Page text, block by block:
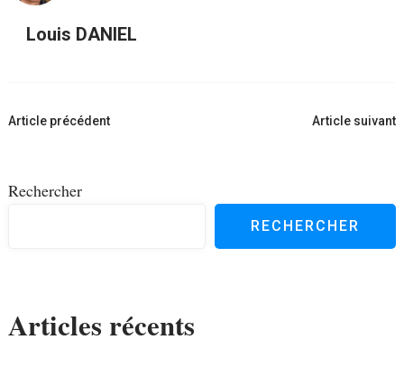
Louis DANIEL
Navigation
Article précédent Article suivant
Rechercher
RECHERCHER
Articles récents